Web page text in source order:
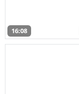
16:08